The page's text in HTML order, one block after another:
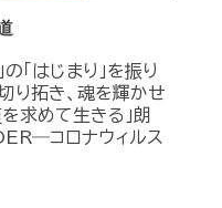
「はじまり」を振り
り拓き、魂を輝かせ
求めて生きる」朗
コロナウィルス